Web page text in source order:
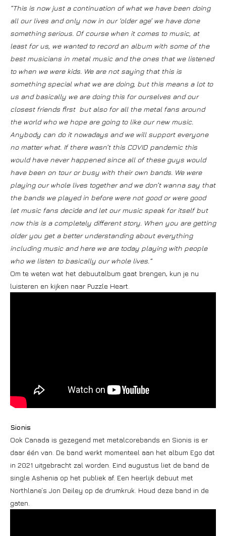
“This is now just a continuation of what we have been doing
all our lives and only now in our ‘older age’ we have done
something serious. Of course when it comes to music, at
least for us, we wanted to record an album with some of the
best musicians in metal music and the ones that we listened
to when we were kids. We are not saying that this is
something special what we are doing, but this means a lot to
us and basically we are doing this for ourselves and our
closest friends first but also for all the metal fans around
the world who we hope are going to like our new music.
Anybody can do it nowadays and we will support everyone
no matter what. If there wasn’t this COVID pandemic this
would have never happened since all of these guys would
have been on tour or busy with their own bands. We were
playing our whole lives together and we don’t wanna say that
the bands we played in before were not good or were good
let music fans decide and let our music speak for itself but
now this is a completely different story. When you are getting
older you get a better understanding about everything
including music and here we are today playing with people
who we listen to basically our whole lives.“
Om te weten wat het debuutalbum gaat brengen, kun je nu
luisteren en kijken naar Puzzle Heart.
Sionis
Ook Canada is gezegend met metalcorebands en Sionis is er
daar één van. De band werkt momenteel aan het album Ego dat
in 2021 uitgebracht zal worden. Eind augustus liet de band de
single Ashenia op het publiek af. Een heerlijk debuut met
Northlane’s Jon Deiley op de drumkruk. Houd deze band in de
gaten.